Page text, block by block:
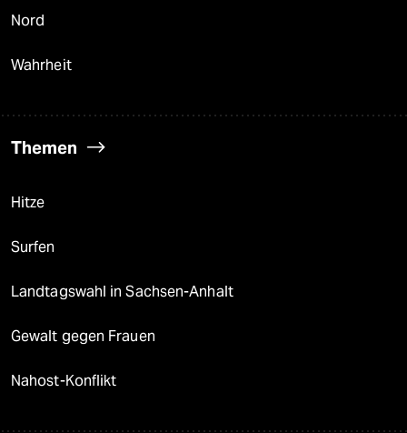
Nord
Wahrheit
Themen
Hitze
Surfen
Landtagswahl in Sachsen-Anhalt
Gewalt gegen Frauen
Nahost-Konflikt